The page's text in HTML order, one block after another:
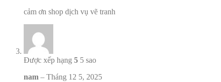
cảm ơn shop dịch vụ vẽ tranh
Được xếp hạng 5 5 sao
nam – Tháng 12 5, 2025